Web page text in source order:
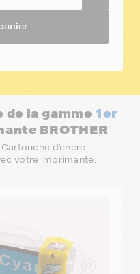
de la gamme 1er
BROTHER
d'encre
votre imprimante.